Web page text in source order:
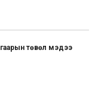
төвөл мэдээ